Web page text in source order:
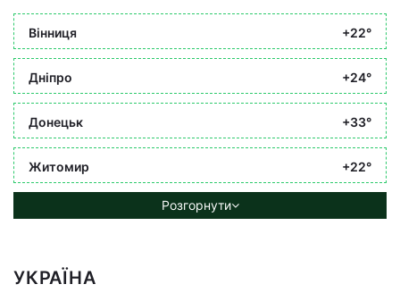
Вінниця +22°
Дніпро +24°
Донецьк +33°
Житомир +22°
Розгорнути
УКРАЇНА